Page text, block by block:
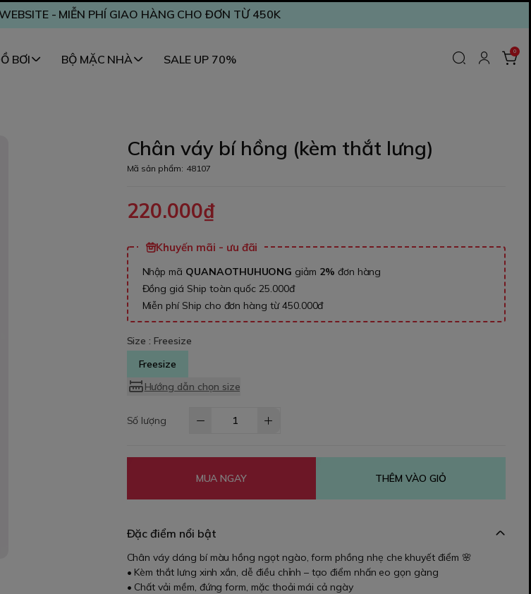
- MIỄN PHÍ GIAO HÀNG CHO ĐƠN TỪ 450K
BƠI BỘ MẶC NHÀ SALE UP 70%
0
Chân váy bí hồng (kèm thắt lưng)
Mã sản phẩm: 48107
220.000₫
Khuyến mãi - ưu đãi
Nhập mã QUANAOTHUHUONG giảm 2% đơn hàng
Đồng giá Ship toàn quốc 25.000đ
Miễn phí Ship cho đơn hàng từ 450.000đ
Size :Freesize
Freesize
Hướng dẫn chọn size
Số lượng
MUA NGAY THÊM VÀO GIỎ
Đặc điểm nổi bật
Chân váy dáng bí màu hồng ngọt ngào, form phồng nhẹ che khuyết điểm 🌸
• Kèm thắt lưng xinh xắn, dễ điều chỉnh – tạo điểm nhấn eo gọn gàng
• Chất vải mềm, đứng form, mặc thoải mái cả ngày